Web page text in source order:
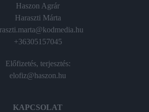
Haszon Agrár
Haraszti Márta
+36305157045
Előfizetés, terjesztés:
elofiz@haszon.hu
KAPCSOLAT